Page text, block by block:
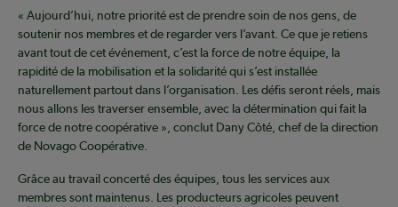
« Aujourd’hui, notre priorité est de prendre soin de nos gens, de
soutenir nos membres et de regarder vers l’avant. Ce que je retiens
avant tout de cet événement, c’est la force de notre équipe, la
rapidité de la mobilisation et la solidarité qui s’est installée
naturellement partout dans l’organisation. Les défis seront réels, mais
nous allons les traverser ensemble, avec la détermination qui fait la
force de notre coopérative », conclut Dany Côté, chef de la direction
de Novago Coopérative.
Grâce au travail concerté des équipes, tous les services aux
membres sont maintenus. Les producteurs agricoles peuvent